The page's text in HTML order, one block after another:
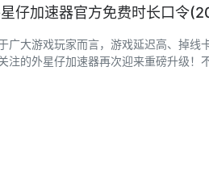
仔加速器官方免费时长口令
广大游戏玩家而言，游戏延迟高、掉线
注的外星仔加速器再次迎来重磅升级！